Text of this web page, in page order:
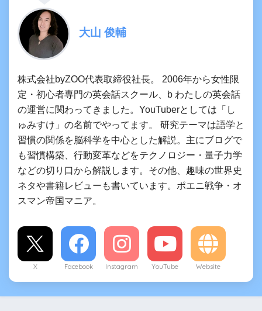
大山 俊輔
株式会社byZOO代表取締役社長。 2006年から女性限
定・初心者専門の英会話スクール、b わたしの英会話
の運営に関わってきました。YouTuberとしては「し
ゅみすけ」の名前でやってます。 研究テーマは語学と
習慣の関係を脳科学を中心とした解説。主にブログで
も習慣構築、行動変革などをテクノロジー・量子力学
などの切り口から解説します。その他、趣味の世界史
ネタや書籍レビューも書いています。ポエニ戦争・オ
スマン帝国マニア。
X Facebook Instagram YouTube Website